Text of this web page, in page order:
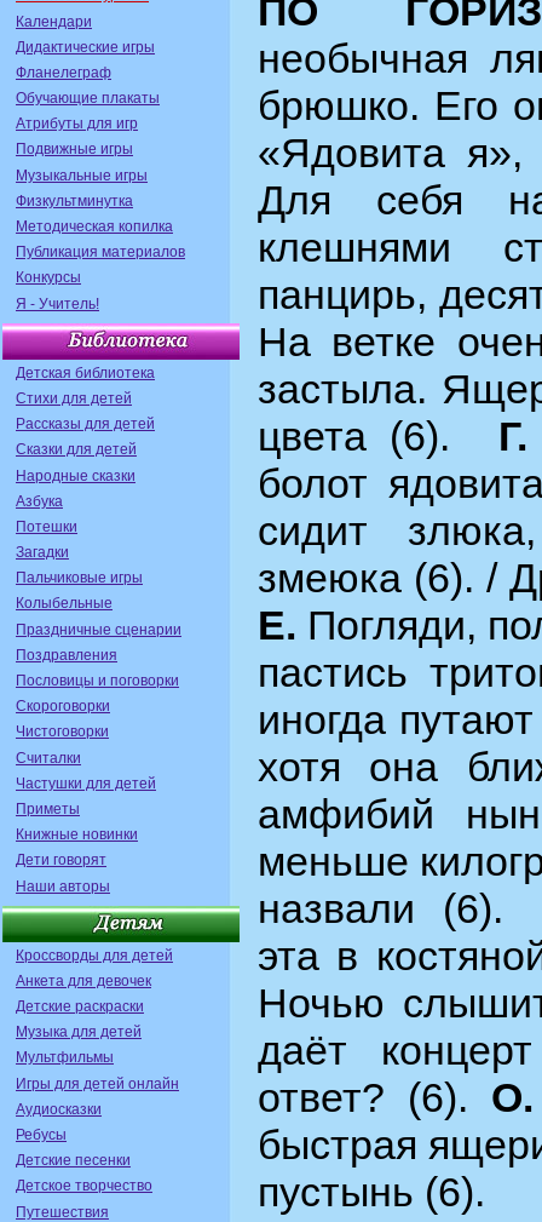
Календари
Дидактические игры
Фланелеграф
Обучающие плакаты
Атрибуты для игр
Подвижные игры
Музыкальные игры
Физкультминутка
Методическая копилка
Публикация материалов
Конкурсы
Я - Учитель!
Детская библиотека
Стихи для детей
Рассказы для детей
Сказки для детей
Народные сказки
Азбука
Потешки
Загадки
Пальчиковые игры
Колыбельные
Праздничные сценарии
Поздравления
Пословицы и поговорки
Скороговорки
Чистоговорки
Считалки
Частушки для детей
Приметы
Книжные новинки
Дети говорят
Наши авторы
Кроссворды для детей
Анкета для девочек
Детские раскраски
Музыка для детей
Мультфильмы
Игры для детей онлайн
Аудиосказки
Ребусы
Детские песенки
Детское творчество
Путешествия
ПО
необычная
брюшко. Его
«Ядовита
Для себя
клешнями
панцирь,
На ветке
застыла.
цвета (6).
болот
сидит
змеюка (6). /
Е. Погляди,
пастись
иногда
хотя она
амфибий
меньше
назвали (6).
эта в
Ночью
даёт
ответ? (6).
быстрая
пустынь (6).